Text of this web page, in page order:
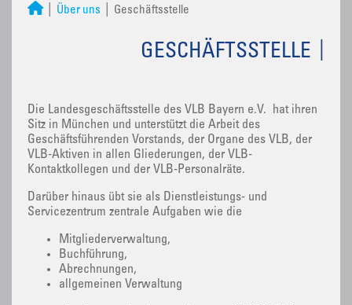
Über uns Geschäftsstelle
GESCHÄFTSSTELLE
Die Landesgeschäftsstelle des VLB Bayern e.V. hat ihren
Sitz in München und unterstützt die Arbeit des
Geschäftsführenden Vorstands, der Organe des VLB, der
VLB-Aktiven in allen Gliederungen, der VLB-
Kontaktkollegen und der VLB-Personalräte.
Darüber hinaus übt sie als Dienstleistungs- und
Servicezentrum zentrale Aufgaben wie die
Mitgliederverwaltung,
Buchführung,
Abrechnungen,
allgemeinen Verwaltung